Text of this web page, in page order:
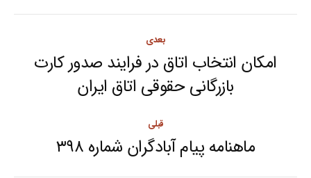
navigation
قبلی
Previous
ماهنامه پیام آبادگران شماره ۳۹۸
بعدی
Next
post:
امکان انتخاب اتاق در فرایند صدور کارت
بازرگانی حقوقی اتاق ایران